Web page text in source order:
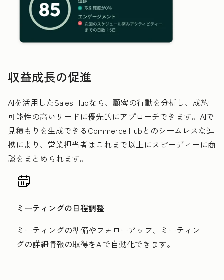
収益成長の促進
AIを活用したSales Hubなら、顧客の行動を分析し、成約
可能性の高いリードに優先的にアプローチできます。AIで
見積もりを生成できるCommerce Hubとのシームレスな連
携により、営業担当者はこれまで以上にスピーディーに商
談をまとめられます。
ミーティングの日程調整
ミーティングの準備やフォローアップ、ミーティン
グの詳細情報の取得をAIで自動化できます。